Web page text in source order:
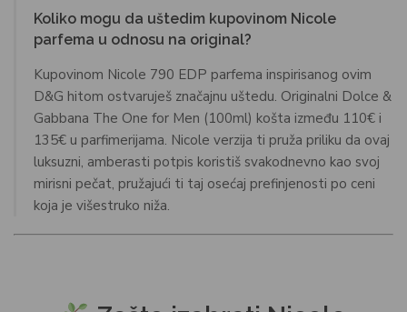
Koliko mogu da uštedim kupovinom Nicole
parfema u odnosu na original?
Kupovinom Nicole 790 EDP parfema inspirisanog ovim
D&G hitom ostvaruješ značajnu uštedu. Originalni Dolce &
Gabbana The One for Men (100ml) košta između 110€ i
135€ u parfimerijama. Nicole verzija ti pruža priliku da ovaj
luksuzni, amberasti potpis koristiš svakodnevno kao svoj
mirisni pečat, pružajući ti taj osećaj prefinjenosti po ceni
koja je višestruko niža.